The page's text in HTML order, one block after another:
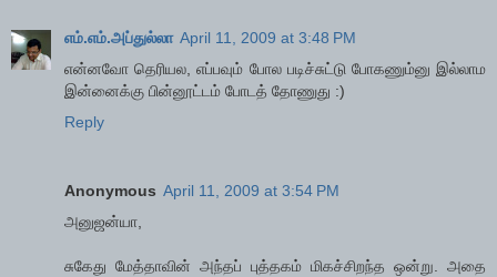
எம்.எம்.அப்துல்லா April 11, 2009 at 3:48 PM
என்னவோ தெரியல, எப்பவும் போல படிச்சுட்டு போகணும்னு இல்லாம
இன்னைக்கு பின்னூட்டம் போடத் தோணுது :)
Reply
Anonymous April 11, 2009 at 3:54 PM
அனுஜன்யா,
சுகேது மேத்தாவின் அந்தப் புத்தகம் மிகச்சிறந்த ஒன்று. அதை